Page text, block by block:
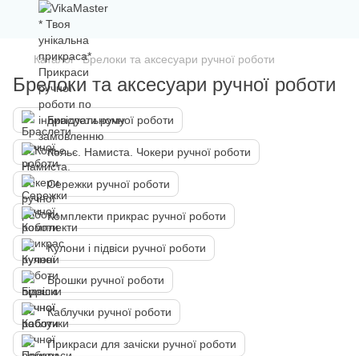
Каталог Брелоки та аксесуари ручної роботи
Брелоки та аксесуари ручної роботи
Браслети ручної роботи
Кольє. Намиста. Чокери ручної роботи
Сережки ручної роботи
Комплекти прикрас ручної роботи
Кулони і підвіси ручної роботи
Брошки ручної роботи
Каблучки ручної роботи
Прикраси для зачіски ручної роботи